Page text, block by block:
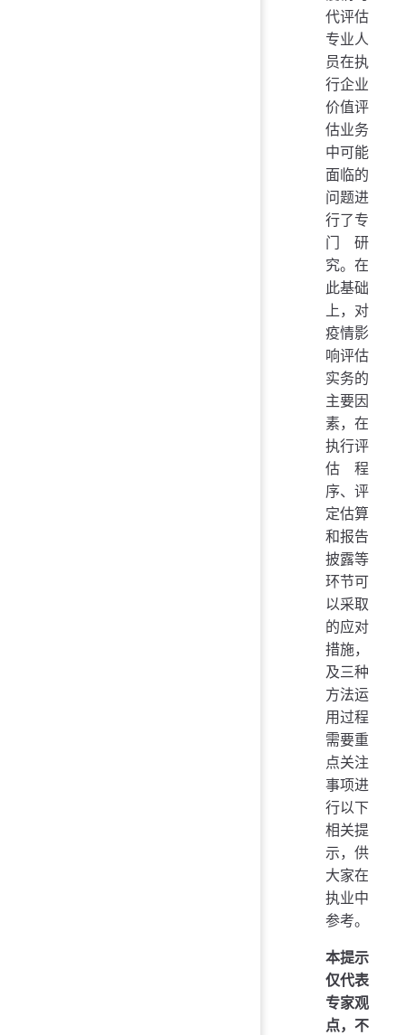
代评估
专业人
员在执
行企业
价值评
估业务
中可能
面临的
问题进
行了专
门研
究。在
此基础
上，对
疫情影
响评估
实务的
主要因
素，在
执行评
估程
序、评
定估算
和报告
披露等
环节可
以采取
的应对
措施，
及三种
方法运
用过程
需要重
点关注
事项进
行以下
相关提
示，供
大家在
执业中
参考。
本提示
仅代表
专家观
点，不